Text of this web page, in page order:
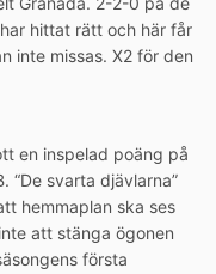
hittat rätt och här får
inte missas. X2 för den
en inspelad poäng på
“De svarta djävlarna”
hemmaplan ska ses
att stänga ögonen
första